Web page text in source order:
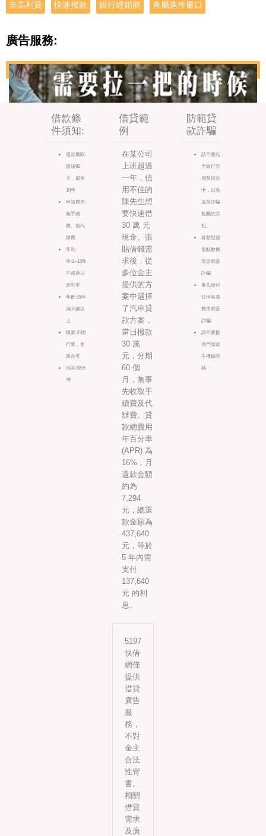
非高利貸 快速撥款 銀行經銷商 直屬進件窗口
廣告服務:
借款條
件須知:
還款期限:
最短90
天，最長
10年
申請費用:
無手續
費、無代
辦費
年利
率:2~16%
不超過法
定利率
年齡:須年
滿18歲以
上
職業:不限
行業，無
業亦可
地區:限台
灣
借貸範
例
在某公司
上班超過
一年，信
用不佳的
陳先生想
要快速借
30 萬 元
現金。張
貼借錢需
求後，從
多位金主
提供的方
案中選擇
了汽車貸
款方案，
當日撥款
30 萬
元，分期
60 個
月，無事
先收取手
續費及代
辦費。貸
款總費用
年百分率
(APR) 為
16%，月
還款金額
約為
7,294
元，總還
款金額為
437,640
元，等於
5 年內需
支付
137,640
元 的利
息。
防範貸
款詐騙
請不要給
予銀行存
摺及提款
卡，以免
成為詐騙
集團的共
犯。
各類型儲
值點數換
現金都是
詐騙
事先給付
任何名義
費用都是
詐騙
請不要提
供門號或
手機驗證
碼
5197
快借
網僅
提供
借貸
廣告
服
務，
不對
金主
合法
性背
書。
相關
借貸
需求
及廣